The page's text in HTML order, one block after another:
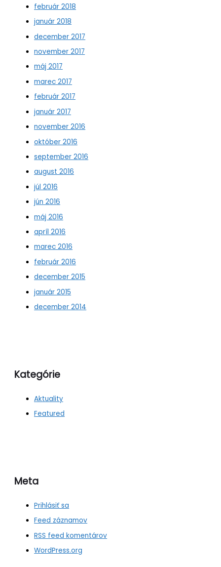
február 2018
január 2018
december 2017
november 2017
máj 2017
marec 2017
február 2017
január 2017
november 2016
október 2016
september 2016
august 2016
júl 2016
jún 2016
máj 2016
apríl 2016
marec 2016
február 2016
december 2015
január 2015
december 2014
Kategórie
Aktuality
Featured
Meta
Prihlásiť sa
Feed záznamov
RSS feed komentárov
WordPress.org